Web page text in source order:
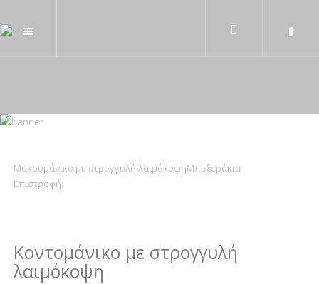
Μακρυμάνικο με στρογγυλή λαιμόκοψηΜποξεράκια
Επιστροφή:
Κοντομάνικο με στρογγυλή
λαιμόκοψη